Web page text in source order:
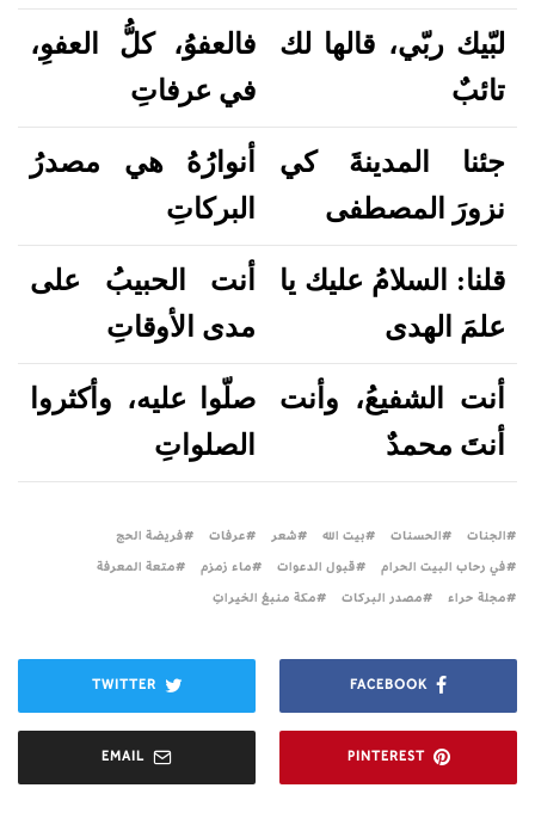
لبّيك ربّي، قالها لك
تائبٌ
فالعفوُ، كلُّ العفوِ،
في عرفاتِ
جئنا المدينةَ كي
نزورَ المصطفى
أنوارُهُ هي مصدرُ
البركاتِ
قلنا: السلامُ عليك يا
علمَ الهدى
أنت الحبيبُ على
مدى الأوقاتِ
أنت الشفيعُ، وأنت
أنتَ محمدٌ
صلّوا عليه، وأكثروا
الصلواتِ
الجنات الحسنات بيت الله شعر عرفات
فريضة الحج
في رحاب البيت الحرام
قبول الدعوات ماء زمزم
متعة المعرفة
مجلة حراء
مصدر البركات مكة منبعُ الخيراتِ
FACEBOOK
TWITTER
PINTEREST
EMAIL